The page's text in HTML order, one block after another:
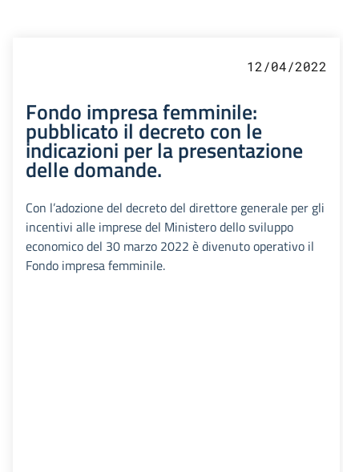
12/04/2022
Fondo impresa femminile:
pubblicato il decreto con le
indicazioni per la presentazione
delle domande.
Con l’adozione del decreto del direttore generale per gli
incentivi alle imprese del Ministero dello sviluppo
economico del 30 marzo 2022 è divenuto operativo il
Fondo impresa femminile.